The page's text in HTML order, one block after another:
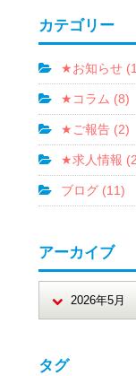
カテゴリー
★お知らせ
★コラム (8)
★ご報告 (2)
★求人情報
ブログ (11)
アーカイブ
タグ